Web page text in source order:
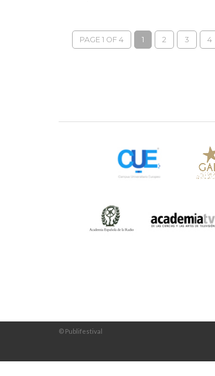
PAGE 1 OF 4 1 2 3 4
© Publifestival